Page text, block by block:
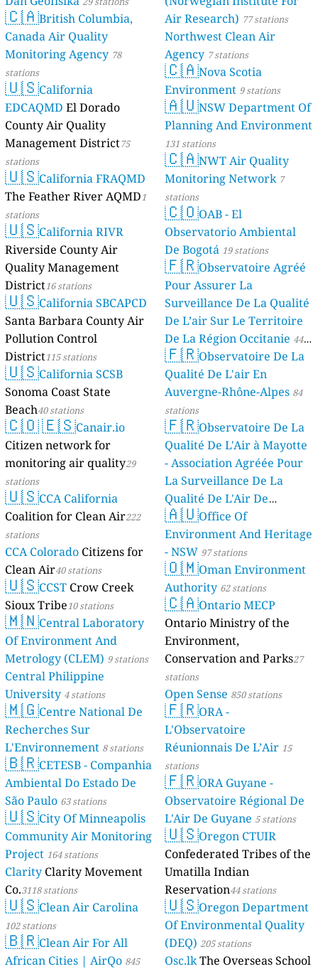
🇨🇦British Columbia,
Canada Air Quality
Monitoring Agency 78
stations
🇺🇸California
EDCAQMD El Dorado
County Air Quality
Management District75
stations
🇺🇸California FRAQMD
The Feather River AQMD 1
stations
🇺🇸California RIVR
Riverside County Air
Quality Management
District16 stations
🇺🇸California SBCAPCD
Santa Barbara County Air
Pollution Control
District115 stations
🇺🇸California SCSB
Sonoma Coast State
Beach40 stations
🇨🇴🇪🇸Canair.io
Citizen network for
monitoring air quality29
stations
🇺🇸CCA California
Coalition for Clean Air222
stations
CCA Colorado Citizens for
Clean Air40 stations
🇺🇸CCST Crow Creek
Sioux Tribe 10 stations
🇲🇳Central Laboratory
Of Environment And
Metrology (CLEM) 9 stations
Central Philippine
University 4 stations
🇲🇬Centre National De
Recherches Sur
L'Environnement 8 stations
🇧🇷CETESB - Companhia
Ambiental Do Estado De
São Paulo 63 stations
🇺🇸City Of Minneapolis
Community Air Monitoring
Project 164 stations
Clarity Clarity Movement
Co.3118 stations
🇺🇸Clean Air Carolina
102 stations
🇧🇷Clean Air For All
African Cities | AirQo 845
Air Research) 77 stations
Northwest Clean Air
Agency 7 stations
🇨🇦Nova Scotia
Environment 9 stations
🇦🇺NSW Department Of
Planning And Environment
131 stations
🇨🇦NWT Air Quality
Monitoring Network 7
stations
🇨🇴OAB - El
Observatorio Ambiental
De Bogotá 19 stations
🇫🇷Observatoire Agréé
Pour Assurer La
Surveillance De La Qualité
De L’air Sur Le Territoire
De La Région Occitanie 44
stations
🇫🇷Observatoire De La
Qualité De L'air En
Auvergne-Rhône-Alpes 84
stations
🇫🇷Observatoire De La
Qualité De L'Air à Mayotte
- Association Agréée Pour
La Surveillance De La
Qualité De L'Air De
Mayotte 4 stations
🇦🇺Office Of
Environment And Heritage
- NSW 97 stations
🇴🇲Oman Environment
Authority 62 stations
🇨🇦Ontario MECP
Ontario Ministry of the
Environment,
Conservation and Parks27
stations
Open Sense 850 stations
🇫🇷ORA -
L'Observatoire
Réunionnais De L’Air 15
stations
🇫🇷ORA Guyane -
Observatoire Régional De
L'Air De Guyane 5 stations
🇺🇸Oregon CTUIR
Confederated Tribes of the
Umatilla Indian
Reservation44 stations
🇺🇸Oregon Department
Of Environmental Quality
(DEQ) 205 stations
Osc.lkThe Overseas School